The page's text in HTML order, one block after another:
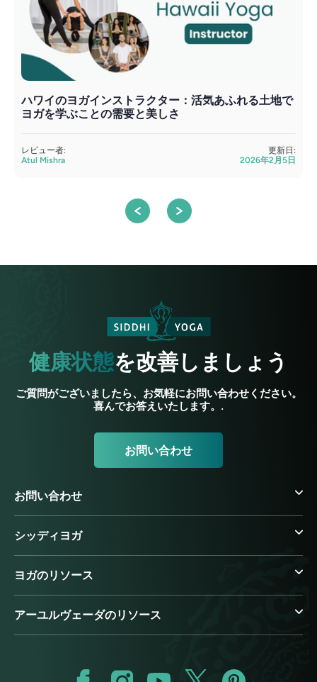
ハワイのヨガインストラクター：活気あふれる土地で
ヨガを学ぶことの需要と美しさ
レビュー者:
Atul Mishra
更新日:
2026年2月5日
健康状態を改善しましょう
ご質問がございましたら、お気軽にお問い合わせください。
喜んでお答えいたします。.
お問い合わせ
お問い合わせ
シッディヨガ
ヨガのリソース
アーユルヴェーダのリソース